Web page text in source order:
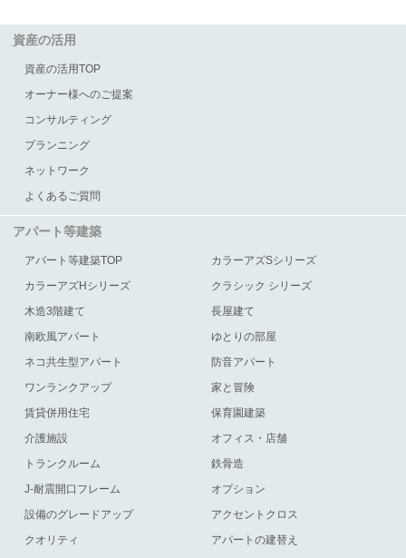
資産の活用
資産の活用TOP
オーナー様へのご提案
コンサルティング
プランニング
ネットワーク
よくあるご質問
アパート等建築
アパート等建築TOP
カラーアズSシリーズ
カラーアズHシリーズ
クラシック シリーズ
木造3階建て
長屋建て
南欧風アパート
ゆとりの部屋
ネコ共生型アパート
防音アパート
ワンランクアップ
家と冒険
賃貸併用住宅
保育園建築
介護施設
オフィス・店舗
トランクルーム
鉄骨造
J-耐震開口フレーム
オプション
設備のグレードアップ
アクセントクロス
クオリティ
アパートの建替え